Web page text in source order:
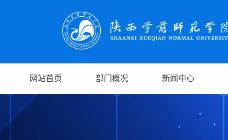
网站首页 部门概况 新闻中心